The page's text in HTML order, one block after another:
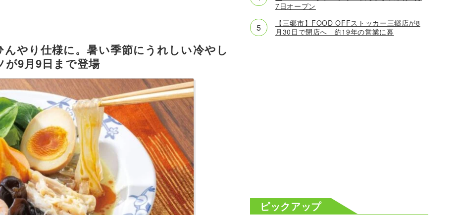
やり仕様に。暑い季節にうれしい冷やし
が9月9日まで登場
7日オープン
【三郷市】FOOD OFFストッカー三郷店が8
月30日で閉店へ 約19年の営業に幕
ピックアップ